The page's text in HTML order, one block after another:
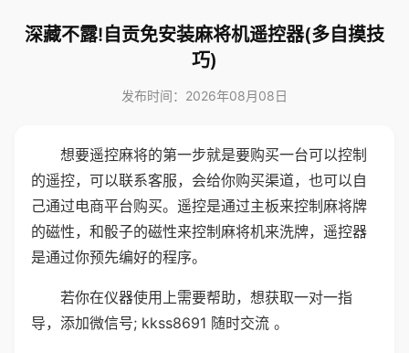
深藏不露!自贡免安装麻将机遥控器(多自摸技
巧)
发布时间：2026年08月08日
想要遥控麻将的第一步就是要购买一台可以控制
的遥控，可以联系客服，会给你购买渠道，也可以自
己通过电商平台购买。遥控是通过主板来控制麻将牌
的磁性，和骰子的磁性来控制麻将机来洗牌，遥控器
是通过你预先编好的程序。
若你在仪器使用上需要帮助，想获取一对一指
导，添加微信号; kkss8691 随时交流 。